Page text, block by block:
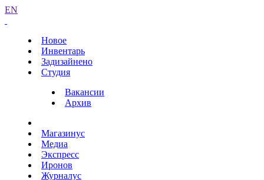
EN
Новое
Инвентарь
Задизайнено
Студия
Вакансии
Архив
Магазинус
Медиа
Экспресс
Иронов
Журналус